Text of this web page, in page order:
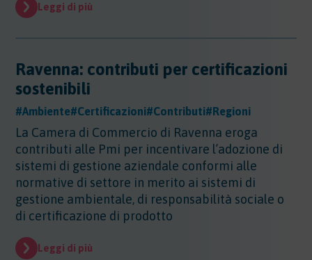
Altri Settori - Formazione
Altri Settori - Sanità
Altri Settori - Urbanistica
Ambiente
Ambiente - Suolo
Ambiente - Inquinamento Luminoso
Ambiente - IPPC/AIA
Ambiente - VIA/VINCA/VAS
Ambiente - Rifiuti/SISTRI/RAEE
Ambiente - Inquinamento Elettromagnetico
Ambiente - Inquinamento Acustico
Ambiente - Autorizzazione Unica Ambientale
AUA
Ambiente - Rifiuti/RENTRI
Certificazioni
Certificazioni
Certificazioni - EMAS
Certificazioni - Qualità
Certificazioni - Sicurezza
Certificazioni - CSR
Contributi
Documenti
Documenti
Edilizia
Edilizia
Energia
Evidenza
Leggi di più
Ravenna: contributi per certificazioni
sostenibili
#Ambiente#Certificazioni#Contributi#Regioni
La Camera di Commercio di Ravenna eroga
contributi alle Pmi per incentivare l’adozione di
sistemi di gestione aziendale conformi alle
normative di settore in merito ai sistemi di
gestione ambientale, di responsabilità sociale o
di certificazione di prodotto
Leggi di più